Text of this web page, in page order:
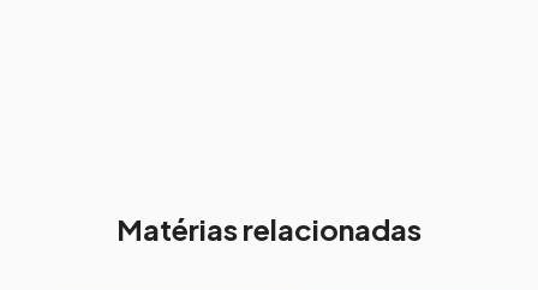
Matérias relacionadas